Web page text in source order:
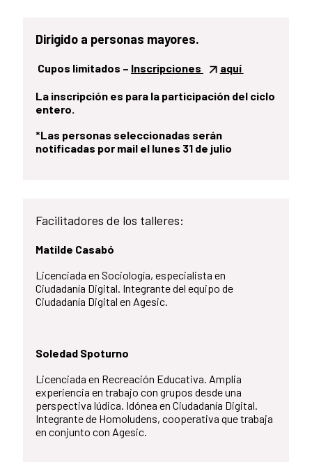
Dirigido a personas mayores.
Cupos limitados – Inscripciones aquí
La inscripción es para la participación del ciclo
entero.
*Las personas seleccionadas serán
notificadas por mail el lunes 31 de julio
Facilitadores de los talleres:
Matilde Casabó
Licenciada en Sociología, especialista en
Ciudadanía Digital. Integrante del equipo de
Ciudadanía Digital en Agesic.
Soledad Spoturno
Licenciada en Recreación Educativa. Amplia
experiencia en trabajo con grupos desde una
perspectiva lúdica. Idónea en Ciudadanía Digital.
Integrante de Homoludens, cooperativa que trabaja
en conjunto con Agesic.